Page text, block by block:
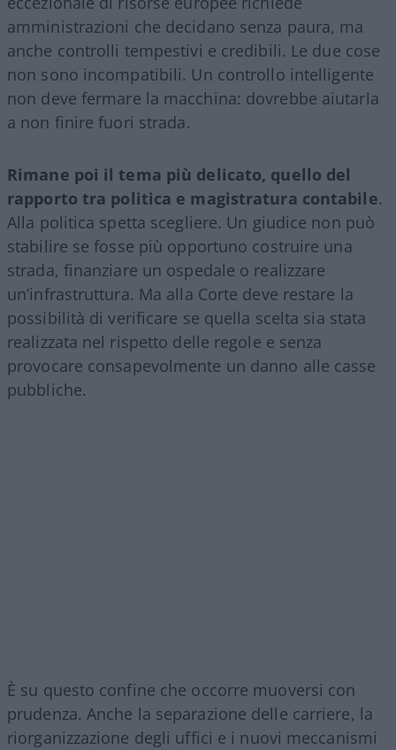
amministrazioni che decidano senza paura, ma
anche controlli tempestivi e credibili. Le due cose
non sono incompatibili. Un controllo intelligente
non deve fermare la macchina: dovrebbe aiutarla
a non finire fuori strada.
Rimane poi il tema più delicato, quello del
rapporto tra politica e magistratura contabile.
Alla politica spetta scegliere. Un giudice non può
stabilire se fosse più opportuno costruire una
strada, finanziare un ospedale o realizzare
un’infrastruttura. Ma alla Corte deve restare la
possibilità di verificare se quella scelta sia stata
realizzata nel rispetto delle regole e senza
provocare consapevolmente un danno alle casse
pubbliche.
È su questo confine che occorre muoversi con
prudenza. Anche la separazione delle carriere, la
riorganizzazione degli uffici e i nuovi meccanismi